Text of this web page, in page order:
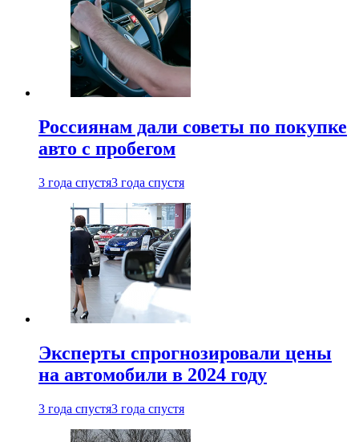
Россиянам дали советы по покупке
авто с пробегом
3 года спустя3 года спустя
Эксперты спрогнозировали цены
на автомобили в 2024 году
3 года спустя3 года спустя